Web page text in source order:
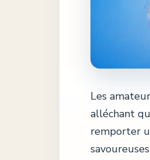
Les
alléchant
remporter